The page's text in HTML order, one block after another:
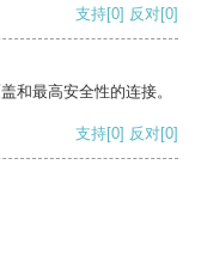
支持[0] 反对[0]
和最高安全性的连接。
支持[0] 反对[0]